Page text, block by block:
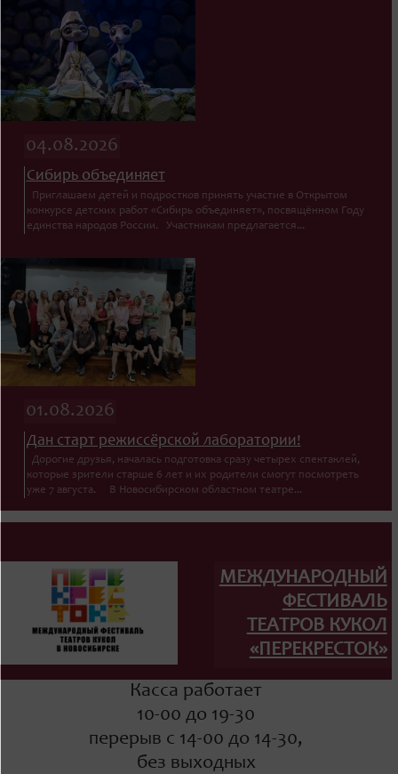
04.08.2026
Сибирь объединяет
Приглашаем детей и подростков принять участие в Открытом
конкурсе детских работ «Сибирь объединяет», посвящённом Году
единства народов России. Участникам предлагается...
01.08.2026
Дан старт режиссёрской лаборатории!
Дорогие друзья, началась подготовка сразу четырех спектаклей,
которые зрители старше 6 лет и их родители смогут посмотреть
уже 7 августа. В Новосибирском областном театре...
МЕЖДУНАРОДНЫЙ
ФЕСТИВАЛЬ
ТЕАТРОВ КУКОЛ
«ПЕРЕКРЕСТОК»
Касса работает
10-00 до 19-30
перерыв с 14-00 до 14-30,
без выходных